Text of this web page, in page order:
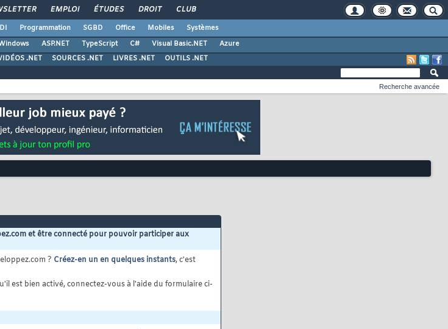
EMPLOI ÉTUDES DROIT CLUB
Programmation SGBD Office Mobiles
Systèmes
ASP.NET TypeScript C# Visual Basic.NET
Azure
.NET SOURCES .NET LIVRES .NET OUTILS .NET
Recherche avancée
et être connecté pour pouvoir participer aux
? Créez-en un en quelques instants, c'est
est bien activé, connectez-vous à l'aide du formulaire ci-